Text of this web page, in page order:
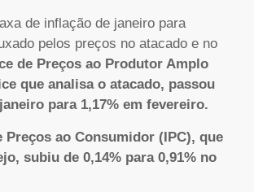
de inflação de janeiro para
pelos preços no atacado e no
de Preços ao Produtor Amplo
que analisa o atacado, passou
para 1,17% em fevereiro.
Preços ao Consumidor (IPC), que
subiu de 0,14% para 0,91% no